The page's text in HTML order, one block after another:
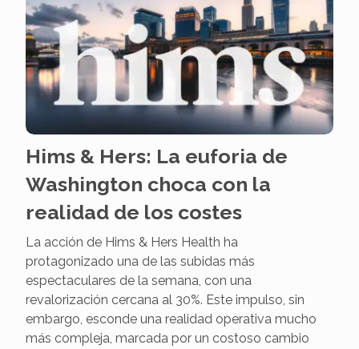
Hims & Hers: La euforia de
Washington choca con la
realidad de los costes
La acción de Hims & Hers Health ha
protagonizado una de las subidas más
espectaculares de la semana, con una
revalorización cercana al 30%. Este impulso, sin
embargo, esconde una realidad operativa mucho
más compleja, marcada por un costoso cambio